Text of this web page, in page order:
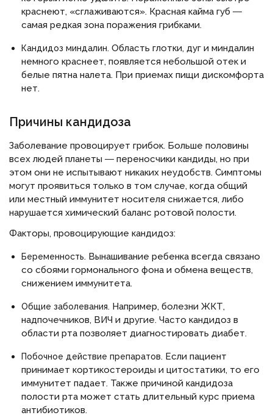
краснеют, «сглаживаются». Красная кайма губ ―
самая редкая зона поражения грибками.
Кандидоз миндалин. Область глотки, дуг и миндалин
немного краснеет, появляется небольшой отек и
белые пятна налета. При приемах пищи дискомфорта
нет.
Причины кандидоза
Заболевание провоцирует грибок. Больше половины
всех людей планеты ― переносчики кандиды, но при
этом они не испытывают никаких неудобств. Симптомы
могут проявиться только в том случае, когда общий
или местный иммунитет носителя снижается, либо
нарушается химический баланс ротовой полости.
Факторы, провоцирующие кандидоз:
Беременность. Вынашивание ребенка всегда связано
со сбоями гормонального фона и обмена веществ,
снижением иммунитета.
Общие заболевания. Например, болезни ЖКТ,
надпочечников, ВИЧ и другие. Часто кандидоз в
области рта позволяет диагностировать диабет.
Побочное действие препаратов. Если пациент
принимает кортикостероиды и цитостатики, то его
иммунитет падает. Также причиной кандидоза
полости рта может стать длительный курс приема
антибиотиков.